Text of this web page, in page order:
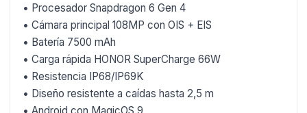
• Procesador Snapdragon 6 Gen 4
• Cámara principal 108MP con OIS + EIS
• Batería 7500 mAh
• Carga rápida HONOR SuperCharge 66W
• Resistencia IP68/IP69K
• Diseño resistente a caídas hasta 2,5 m